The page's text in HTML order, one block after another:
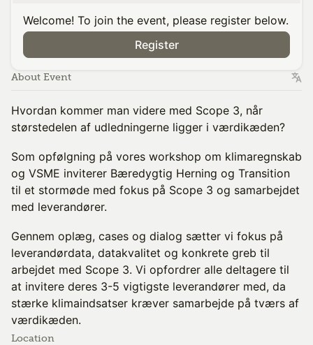
Welcome! To join the event, please register below.
Register
About Event
Hvordan kommer man videre med Scope 3, når
størstedelen af udledningerne ligger i værdikæden?
Som opfølgning på vores workshop om klimaregnskab
og VSME inviterer Bæredygtig Herning og Transition
til et stormøde med fokus på Scope 3 og samarbejdet
med leverandører.
Gennem oplæg, cases og dialog sætter vi fokus på
leverandørdata, datakvalitet og konkrete greb til
arbejdet med Scope 3. Vi opfordrer alle deltagere til
at invitere deres 3-5 vigtigste leverandører med, da
stærke klimaindsatser kræver samarbejde på tværs af
værdikæden.
Location